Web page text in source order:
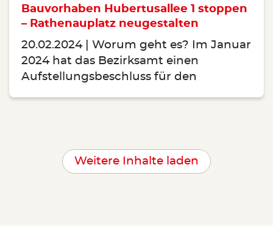
Bauvorhaben Hubertusallee 1 stoppen
– Rathenauplatz neugestalten
20.02.2024
Worum geht es? Im Januar
2024 hat das Bezirksamt einen
Aufstellungsbeschluss für den
Weitere Inhalte laden